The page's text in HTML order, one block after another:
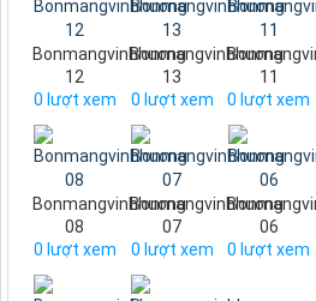
Bonmangvinhhuong
12
0 lượt xem
Bonmangvinhhuong
13
0 lượt xem
11
0 lượt xem
Bonmangvinhhuong
08
0 lượt xem
Bonmangvinhhuong
07
0 lượt xem
06
0 lượt xem